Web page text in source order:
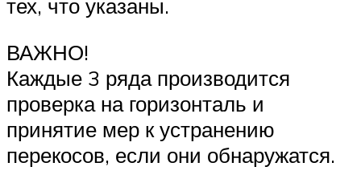
тех, что указаны.
ВАЖНО!
Каждые 3 ряда производится
проверка на горизонталь и
принятие мер к устранению
перекосов, если они обнаружатся.